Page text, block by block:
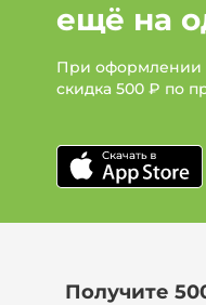
ещё на
При оформлении
скидка 500 ₽ по
Получите